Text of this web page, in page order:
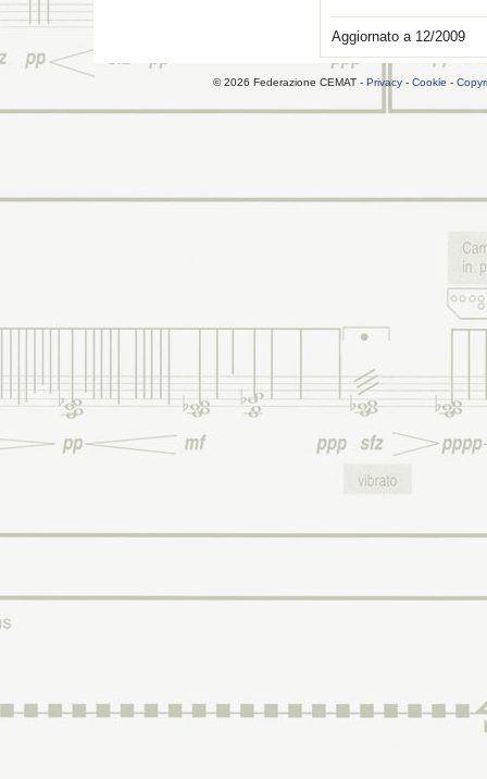
Aggiornato a 12/2009
© 2026 Federazione CEMAT - Privacy- Cookie -